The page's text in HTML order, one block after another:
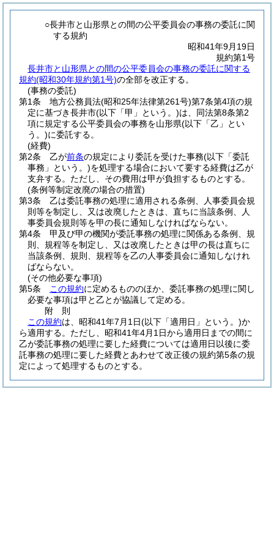
○長井市と山形県との間の公平委員会の事務の委託に関
する規約
昭和41年9月19日
規約第1号
長井市と山形県との間の公平委員会の事務の委託に関する
規約(昭和30年規約第1号)の全部を改正する。
(事務の委託)
第1条
地方公務員法(昭和25年法律第261号)第7条第4項の規
定に基づき長井市(以下「甲」という。)は、同法第8条第2
項に規定する公平委員会の事務を山形県(以下「乙」とい
う。)に委託する。
(経費)
第2条
乙が前条の規定により委託を受けた事務(以下「委託
事務」という。)を処理する場合において要する経費は乙が
支弁する。 ただし、その費用は甲が負担するものとする。
(条例等制定改廃の場合の措置)
第3条
乙は委託事務の処理に適用される条例、人事委員会規
則等を制定し、又は改廃したときは、直ちに当該条例、人
事委員会規則等を甲の長に通知しなければならない。
第4条
甲及び甲の機関が委託事務の処理に関係ある条例、規
則、規程等を制定し、又は改廃したときは甲の長は直ちに
当該条例、規則、規程等を乙の人事委員会に通知しなけれ
ばならない。
(その他必要な事項)
第5条
この規約に定めるもののほか、委託事務の処理に関し
必要な事項は甲と乙とが協議して定める。
附 則
この規約は、昭和41年7月1日(以下「適用日」という。)か
ら適用する。 ただし、昭和41年4月1日から適用日までの間に
乙が委託事務の処理に要した経費については適用日以後に委
託事務の処理に要した経費とあわせて改正後の規約第5条の規
定によって処理するものとする。